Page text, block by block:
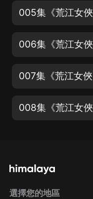
選擇您的地區